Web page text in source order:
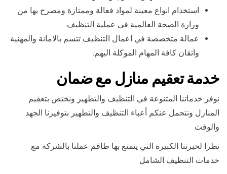
استخدام انواع معينة لمواد فعالة وممتازة ومصرح بها من
وزارة الصحة العالمية في عملية التنظيف.
عمالة متخصصة في اعمال التنظيف تتسم بالامانة والمهنية
واتقان كافة المهام الموكلة اليهم.
خدمة تعقيم منازل مع ضمان
نوفر خدماتنا المتنوعة في التنظيف والتطهير ونختص بتعقيم
المنازل ونتحمل عنكم أعباء التنظيف والتطهير بتوفيرنا الجهد
والوقت
نظرا لخبرتنا الكبيرة التي يتمتع بها طاقم عملنا بالشركة مع
خدمات التنظيف الشامل